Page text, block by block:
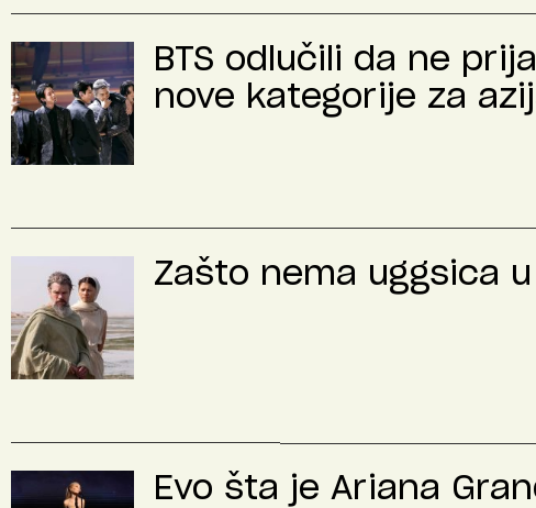
BTS odlučili da ne
nove kategorije za
Zašto nema uggsica
Evo šta je Ariana